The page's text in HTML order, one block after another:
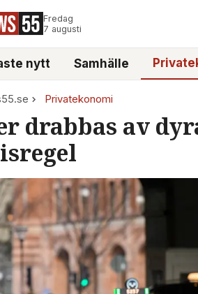
Fredag
7 augusti
nytt Samhälle
Privatekonomi
drabbas av